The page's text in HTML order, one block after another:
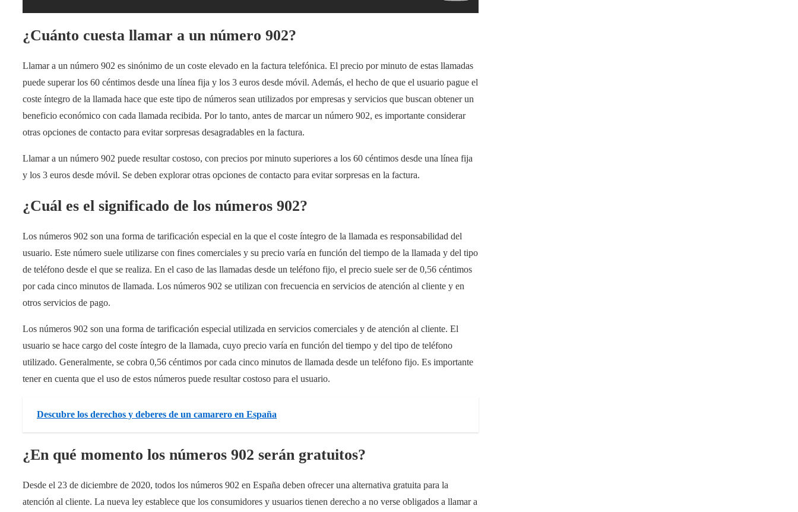
¿Cuánto cuesta llamar a un número 902?
Llamar a un número 902 es sinónimo de un coste elevado en la factura telefónica. El precio por minuto de estas llamadas
puede superar los 60 céntimos desde una línea fija y los 3 euros desde móvil. Además, el hecho de que el usuario pague el
coste íntegro de la llamada hace que este tipo de números sean utilizados por empresas y servicios que buscan obtener un
beneficio económico con cada llamada recibida. Por lo tanto, antes de marcar un número 902, es importante considerar
otras opciones de contacto para evitar sorpresas desagradables en la factura.
Llamar a un número 902 puede resultar costoso, con precios por minuto superiores a los 60 céntimos desde una línea fija
y los 3 euros desde móvil. Se deben explorar otras opciones de contacto para evitar sorpresas en la factura.
¿Cuál es el significado de los números 902?
Los números 902 son una forma de tarificación especial en la que el coste íntegro de la llamada es responsabilidad del
usuario. Este número suele utilizarse con fines comerciales y su precio varía en función del tiempo de la llamada y del tipo
de teléfono desde el que se realiza. En el caso de las llamadas desde un teléfono fijo, el precio suele ser de 0,56 céntimos
por cada cinco minutos de llamada. Los números 902 se utilizan con frecuencia en servicios de atención al cliente y en
otros servicios de pago.
Los números 902 son una forma de tarificación especial utilizada en servicios comerciales y de atención al cliente. El
usuario se hace cargo del coste íntegro de la llamada, cuyo precio varía en función del tiempo y del tipo de teléfono
utilizado. Generalmente, se cobra 0,56 céntimos por cada cinco minutos de llamada desde un teléfono fijo. Es importante
tener en cuenta que el uso de estos números puede resultar costoso para el usuario.
Descubre los derechos y deberes de un camarero en España
¿En qué momento los números 902 serán gratuitos?
Desde el 23 de diciembre de 2020, todos los números 902 en España deben ofrecer una alternativa gratuita para la
atención al cliente. La nueva ley establece que los consumidores y usuarios tienen derecho a no verse obligados a llamar a